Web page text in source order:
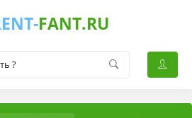
FANT.RU